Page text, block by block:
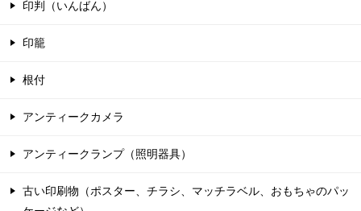
印判（いんばん）
印籠
根付
アンティークカメラ
アンティークランプ（照明器具）
古い印刷物（ポスター、チラシ、マッチラベル、おもちゃのパッ